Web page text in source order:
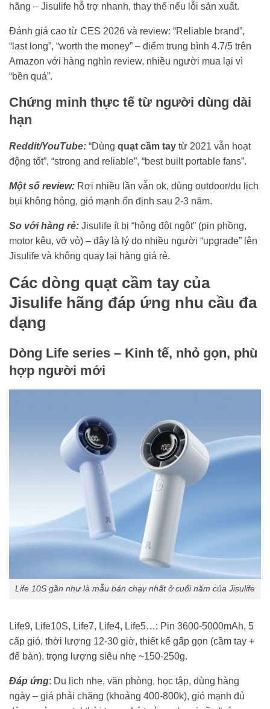
hãng – Jisulife hỗ trợ nhanh, thay thế nếu lỗi sản xuất.
Đánh giá cao từ CES 2026 và review: “Reliable brand”,
“last long”, “worth the money” – điểm trung bình 4.7/5 trên
Amazon với hàng nghìn review, nhiều người mua lại vì
“bền quá”.
Chứng minh thực tế từ người dùng dài
hạn
Reddit/YouTube: “Dùng quạt cầm tay từ 2021 vẫn hoạt
động tốt”, “strong and reliable”, “best built portable fans”.
Một số review: Rơi nhiều lần vẫn ok, dùng outdoor/du lịch
bụi không hỏng, gió mạnh ổn định sau 2-3 năm.
So với hàng rẻ: Jisulife ít bị “hỏng đột ngột” (pin phồng,
motor kêu, vỡ vỏ) – đây là lý do nhiều người “upgrade” lên
Jisulife và không quay lại hàng giá rẻ.
Các dòng quạt cầm tay của
Jisulife hãng đáp ứng nhu cầu đa
dạng
Dòng Life series – Kinh tế, nhỏ gọn, phù
hợp người mới
Life 10S gần như là mẫu bán chạy nhất ở cuối năm của Jisulife
Life9, Life10S, Life7, Life4, Life5…: Pin 3600-5000mAh, 5
cấp gió, thời lượng 12-30 giờ, thiết kế gấp gọn (cầm tay +
để bàn), trọng lượng siêu nhẹ ~150-250g.
Đáp ứng: Du lịch nhẹ, văn phòng, học tập, dùng hàng
ngày – giá phải chăng (khoảng 400-800k), gió mạnh đủ